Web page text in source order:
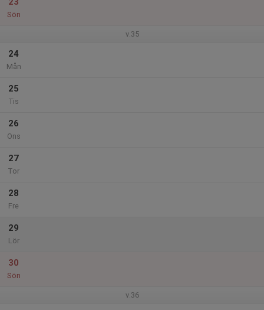
Sön
v.35
24
Mån
25
Tis
26
Ons
27
Tor
28
Fre
29
Lör
30
Sön
v.36